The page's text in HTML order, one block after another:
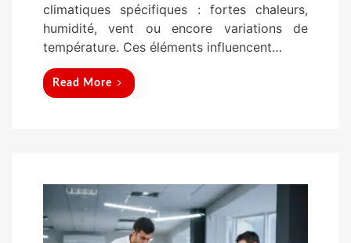
climatiques spécifiques : fortes chaleurs,
humidité, vent ou encore variations de
température. Ces éléments influencent…
Read More